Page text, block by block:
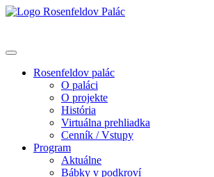
Rosenfeldov palác
O paláci
O projekte
História
Virtuálna prehliadka
Cenník / Vstupy
Program
Aktuálne
Bábky v podkroví